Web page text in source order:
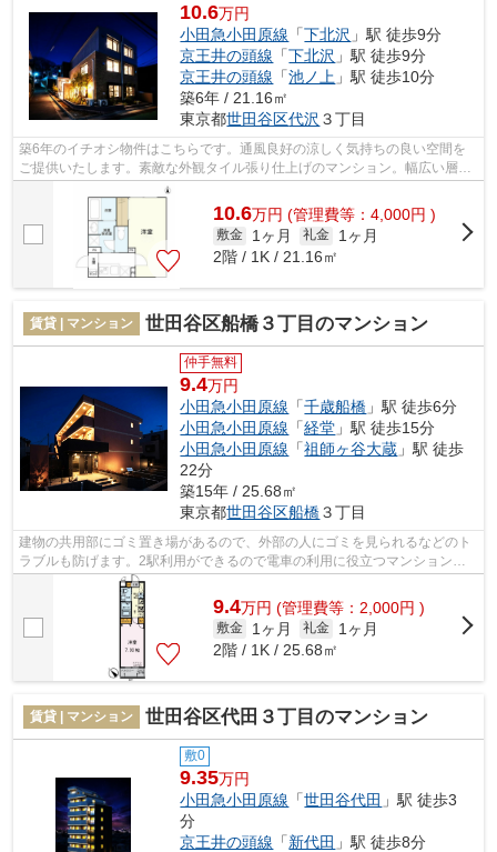
10.6万円
小田急小田原線 「下北沢 」駅 徒歩9分
京王井の頭線 「下北沢 」駅 徒歩9分
京王井の頭線 「池ノ上 」駅 徒歩10分
築6年 / 21.16㎡
東京都世田谷区代沢 ３丁目
築6年のイチオシ物件はこちらです。通風良好の涼しく気持ちの良い空間を
ご提供いたします。素敵な外観タイル張り仕上げのマンション。幅広い層に
好評な、駅から徒歩9分に立地する物件...
10.6万円 (管理費等：4,000円 )
敷金 1ヶ月 礼金
1ヶ月
2階 / 1K / 21.16㎡
賃貸 | マンション 世田谷区船橋３丁目のマンション
仲手無料
9.4万円
小田急小田原線 「千歳船橋 」駅 徒歩6分
小田急小田原線 「経堂 」駅 徒歩15分
小田急小田原線 「祖師ヶ谷大蔵 」駅 徒歩
22分
築15年 / 25.68㎡
東京都世田谷区船橋３丁目
建物の共用部にゴミ置き場があるので、外部の人にゴミを見られるなどのト
ラブルも防げます。2駅利用ができるので電車の利用に役立つマンションで
す。通風良好で常に新鮮な空気を送り込...
9.4万円 (管理費等：2,000円 )
敷金 1ヶ月 礼金
1ヶ月
2階 / 1K / 25.68㎡
賃貸 | マンション 世田谷区代田３丁目のマンション
敷0
9.35万円
小田急小田原線 「世田谷代田 」駅 徒歩3
分
京王井の頭線 「新代田 」駅 徒歩8分